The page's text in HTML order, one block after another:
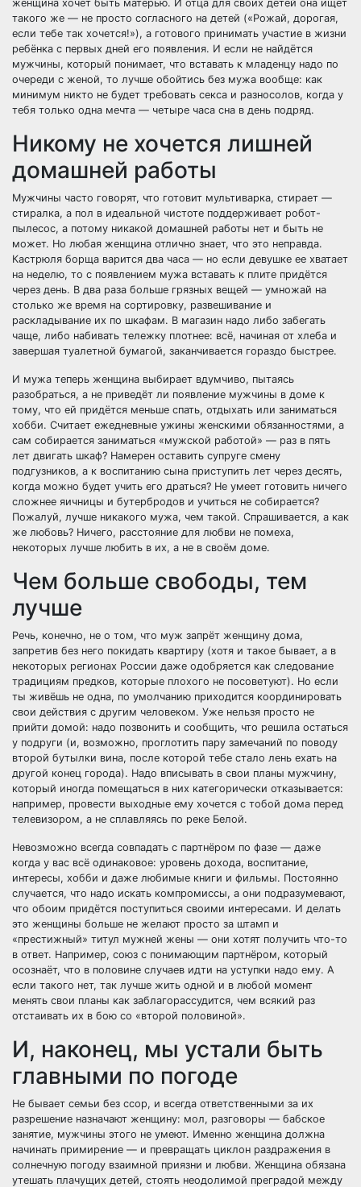
женщина хочет быть матерью. И отца для своих детей она ищет
такого же — не просто согласного на детей («Рожай, дорогая,
если тебе так хочется!»), а готового принимать участие в жизни
ребёнка с первых дней его появления. И если не найдётся
мужчины, который понимает, что вставать к младенцу надо по
очереди с женой, то лучше обойтись без мужа вообще: как
минимум никто не будет требовать секса и разносолов, когда у
тебя только одна мечта — четыре часа сна в день подряд.
Никому не хочется лишней
домашней работы
Мужчины часто говорят, что готовит мультиварка, стирает —
стиралка, а пол в идеальной чистоте поддерживает робот-
пылесос, а потому никакой домашней работы нет и быть не
может. Но любая женщина отлично знает, что это неправда.
Кастрюля борща варится два часа — но если девушке ее хватает
на неделю, то с появлением мужа вставать к плите придётся
через день. В два раза больше грязных вещей — умножай на
столько же время на сортировку, развешивание и
раскладывание их по шкафам. В магазин надо либо забегать
чаще, либо набивать тележку плотнее: всё, начиная от хлеба и
завершая туалетной бумагой, заканчивается гораздо быстрее.
И мужа теперь женщина выбирает вдумчиво, пытаясь
разобраться, а не приведёт ли появление мужчины в доме к
тому, что ей придётся меньше спать, отдыхать или заниматься
хобби. Считает ежедневные ужины женскими обязанностями, а
сам собирается заниматься «мужской работой» — раз в пять
лет двигать шкаф? Намерен оставить супруге смену
подгузников, а к воспитанию сына приступить лет через десять,
когда можно будет учить его драться? Не умеет готовить ничего
сложнее яичницы и бутербродов и учиться не собирается?
Пожалуй, лучше никакого мужа, чем такой. Спрашивается, а как
же любовь? Ничего, расстояние для любви не помеха,
некоторых лучше любить в их, а не в своём доме.
Чем больше свободы, тем
лучше
Речь, конечно, не о том, что муж запрёт женщину дома,
запретив без него покидать квартиру (хотя и такое бывает, а в
некоторых регионах России даже одобряется как следование
традициям предков, которые плохого не посоветуют). Но если
ты живёшь не одна, по умолчанию приходится координировать
свои действия с другим человеком. Уже нельзя просто не
прийти домой: надо позвонить и сообщить, что решила остаться
у подруги (и, возможно, проглотить пару замечаний по поводу
второй бутылки вина, после которой тебе стало лень ехать на
другой конец города). Надо вписывать в свои планы мужчину,
который иногда помещаться в них категорически отказывается:
например, провести выходные ему хочется с тобой дома перед
телевизором, а не сплавляясь по реке Белой.
Невозможно всегда совпадать с партнёром по фазе — даже
когда у вас всё одинаковое: уровень дохода, воспитание,
интересы, хобби и даже любимые книги и фильмы. Постоянно
случается, что надо искать компромиссы, а они подразумевают,
что обоим придётся поступиться своими интересами. И делать
это женщины больше не желают просто за штамп и
«престижный» титул мужней жены — они хотят получить что-то
в ответ. Например, союз с понимающим партнёром, который
осознаёт, что в половине случаев идти на уступки надо ему. А
если такого нет, так лучше жить одной и в любой момент
менять свои планы как заблагорассудится, чем всякий раз
отстаивать их в бою со «второй половиной».
И, наконец, мы устали быть
главными по погоде
Не бывает семьи без ссор, и всегда ответственными за их
разрешение назначают женщину: мол, разговоры — бабское
занятие, мужчины этого не умеют. Именно женщина должна
начинать примирение — и превращать циклон раздражения в
солнечную погоду взаимной приязни и любви. Женщина обязана
утешать плачущих детей, стоять неодолимой преградой между